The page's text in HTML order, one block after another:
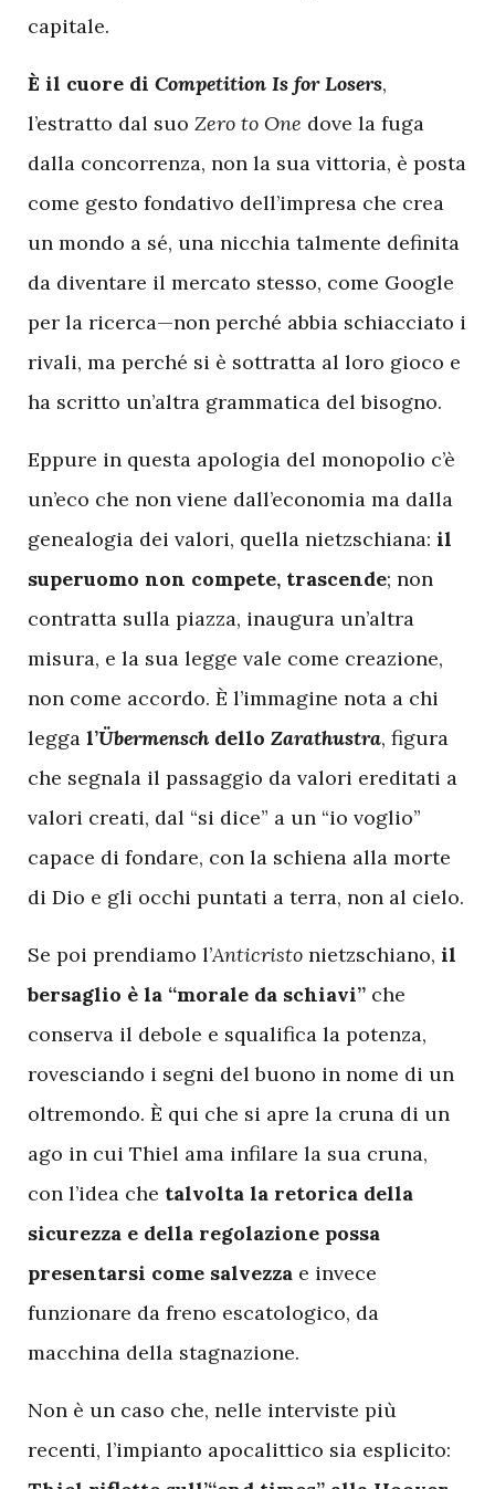
capitale.
È il cuore di Competition Is for Losers,
l’estratto dal suo Zero to One dove la fuga
dalla concorrenza, non la sua vittoria, è posta
come gesto fondativo dell’impresa che crea
un mondo a sé, una nicchia talmente definita
da diventare il mercato stesso, come Google
per la ricerca—non perché abbia schiacciato i
rivali, ma perché si è sottratta al loro gioco e
ha scritto un’altra grammatica del bisogno.
Eppure in questa apologia del monopolio c’è
un’eco che non viene dall’economia ma dalla
genealogia dei valori, quella nietzschiana: il
superuomo non compete, trascende; non
contratta sulla piazza, inaugura un’altra
misura, e la sua legge vale come creazione,
non come accordo. È l’immagine nota a chi
legga l’Übermensch dello Zarathustra, figura
che segnala il passaggio da valori ereditati a
valori creati, dal “si dice” a un “io voglio”
capace di fondare, con la schiena alla morte
di Dio e gli occhi puntati a terra, non al cielo.
Se poi prendiamo l’Anticristo nietzschiano, il
bersaglio è la “morale da schiavi” che
conserva il debole e squalifica la potenza,
rovesciando i segni del buono in nome di un
oltremondo. È qui che si apre la cruna di un
ago in cui Thiel ama infilare la sua cruna,
con l’idea che talvolta la retorica della
sicurezza e della regolazione possa
presentarsi come salvezza e invece
funzionare da freno escatologico, da
macchina della stagnazione.
Non è un caso che, nelle interviste più
recenti, l’impianto apocalittico sia esplicito: